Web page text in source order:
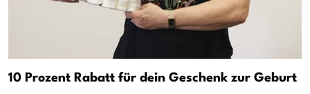
10 Prozent Rabatt für dein Geschenk zur Geburt